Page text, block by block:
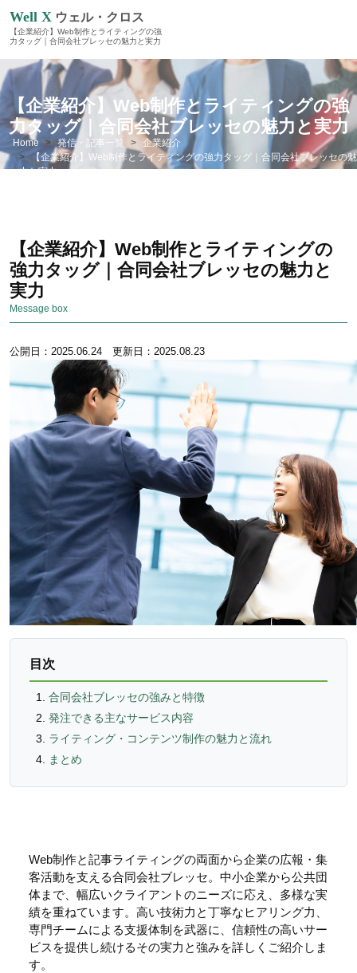
Well X ウェル・クロス
【企業紹介】Web制作とライティングの強
力タッグ｜合同会社ブレッセの魅力と実力
Home 発信・記事一覧
企業紹介
【企業紹介】Web制作とライティングの強力タッグ｜合同会社ブレッセの魅
力と実力
【企業紹介】Web制作とライティングの強
力タッグ｜合同会社ブレッセの魅力と実力
【企業紹介】Web制作とライティングの
強力タッグ｜合同会社ブレッセの魅力と
実力
Message box
公開日：2025.06.24 更新日：2025.08.23
目次
合同会社ブレッセの強みと特徴
発注できる主なサービス内容
ライティング・コンテンツ制作の魅力と流れ
まとめ
Web制作と記事ライティングの両面から企業の広報・集
客活動を支える合同会社ブレッセ。中小企業から公共団
体まで、幅広いクライアントのニーズに応え、多様な実
績を重ねています。高い技術力と丁寧なヒアリング力、
専門チームによる支援体制を武器に、信頼性の高いサー
ビスを提供し続けるその実力と強みを詳しくご紹介しま
す。